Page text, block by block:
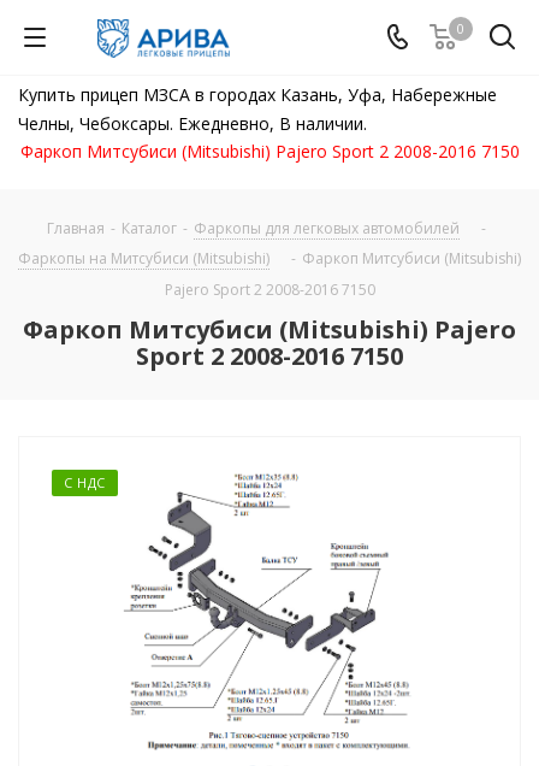
0
Купить прицеп МЗСА в городах Казань, Уфа, Набережные
Челны, Чебоксары. Ежедневно, В наличии.
Фаркоп Митсубиси (Mitsubishi) Pajero Sport 2 2008-2016 7150
Главная - Каталог - Фаркопы для легковых автомобилей
-
Фаркопы на Митсубиси (Mitsubishi)
- Фаркоп Митсубиси (Mitsubishi)
Pajero Sport 2 2008-2016 7150
Фаркоп Митсубиси (Mitsubishi) Pajero
Sport 2 2008-2016 7150
С НДС